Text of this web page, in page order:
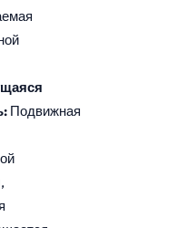
Подвижная